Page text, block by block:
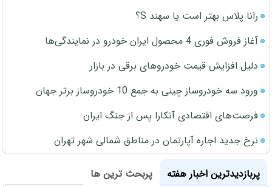
رانا پلاس بهتر است یا سهند S؟
آغاز فروش فوری 4 محصول ایران خودرو در نمایندگی‌ها
دلیل افزایش قیمت خودروهای برقی در بازار
ورود سه خودروساز چینی به جمع 10 خودروساز برتر جهان
فرصت‌های اقتصادی آنکارا پس از جنگ ایران
نرخ جدید اجاره آپارتمان در مناطق شمالی شهر تهران
پربازدیدترین اخبار هفته
پربحث ترین ها